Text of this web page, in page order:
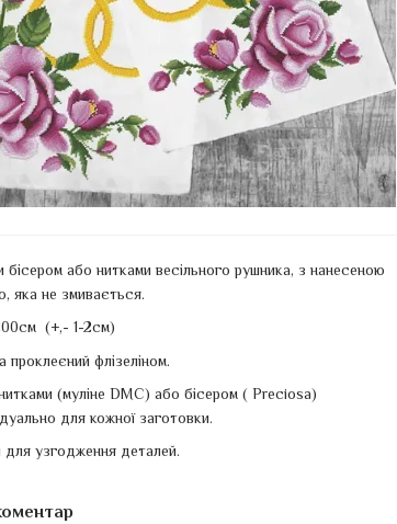
або нитками весільного рушника, з нанесеною
яка не змивається.
(+,- 1-2см)
флізеліном.
нитками (муліне DMC) або бісером ( Preciosa)
для кожної заготовки.
узгодження деталей.